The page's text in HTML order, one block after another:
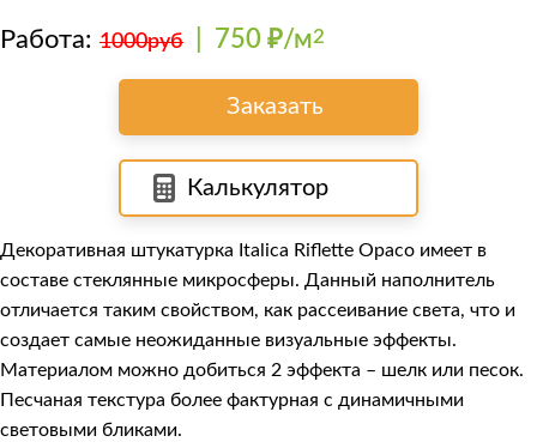
Работа: 1000руб 750 ₽/м2
Заказать
Калькулятор
Декоративная штукатурка Italica Riflette Opaco имеет в
составе стеклянные микросферы. Данный наполнитель
отличается таким свойством, как рассеивание света, что и
создает самые неожиданные визуальные эффекты.
Материалом можно добиться 2 эффекта – шелк или песок.
Песчаная текстура более фактурная с динамичными
световыми бликами.